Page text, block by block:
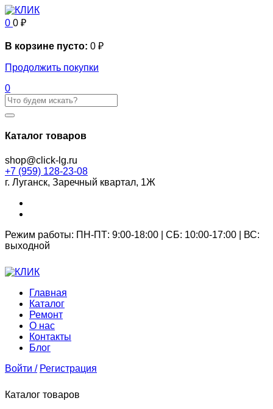
0 0 ₽
В корзине пусто: 0 ₽
Продолжить покупки
0
Каталог товаров
shop@click-lg.ru
+7 (959) 128-23-08
г. Луганск, Заречный квартал, 1Ж
Режим работы: ПН-ПТ: 9:00-18:00 | СБ: 10:00-17:00 | ВС:
выходной
Главная
Каталог
Ремонт
О нас
Контакты
Блог
Войти / Регистрация
Каталог товаров